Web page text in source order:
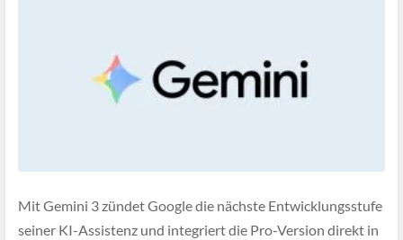
Mit Gemini 3 zündet Google die nächste Entwicklungsstufe
seiner KI-Assistenz und integriert die Pro-Version direkt in